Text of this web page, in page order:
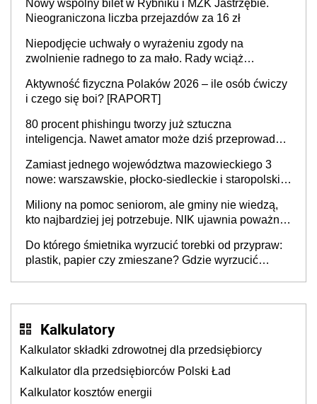
Nowy wspólny bilet w Rybniku i MZK Jastrzębie.
Nieograniczona liczba przejazdów za 16 zł
Niepodjęcie uchwały o wyrażeniu zgody na
zwolnienie radnego to za mało. Rady wciąż
sprawy
Aktywność fizyczna Polaków 2026 – ile osób ćwiczy
i czego się boi? [RAPORT]
80 procent phishingu tworzy już sztuczna
inteligencja. Nawet amator może dziś przeprowadzić
Zamiast jednego województwa mazowieckiego 3
nowe: warszawskie, płocko-siedleckie i staropolskie.
stołecznych
Miliony na pomoc seniorom, ale gminy nie wiedzą,
kto najbardziej jej potrzebuje. NIK ujawnia poważną
Do którego śmietnika wyrzucić torebki od przypraw:
plastik, papier czy zmieszane? Gdzie wyrzucić
Kalkulatory
Kalkulator składki zdrowotnej dla przedsiębiorcy
Kalkulator dla przedsiębiorców Polski Ład
Kalkulator kosztów energii